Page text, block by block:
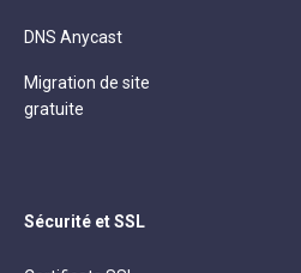
DNS Anycast
Migration de site
gratuite
Sécurité et SSL